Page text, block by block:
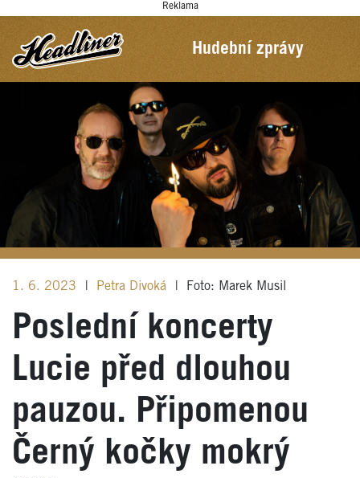
Reklama
Hudební zprávy
1. 6. 2023 Petra Divoká Foto: Marek Musil
Poslední koncerty
Lucie před dlouhou
pauzou. Připomenou
Černý kočky mokrý